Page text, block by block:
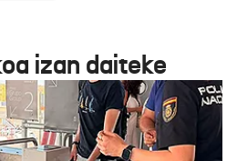
izan daiteke